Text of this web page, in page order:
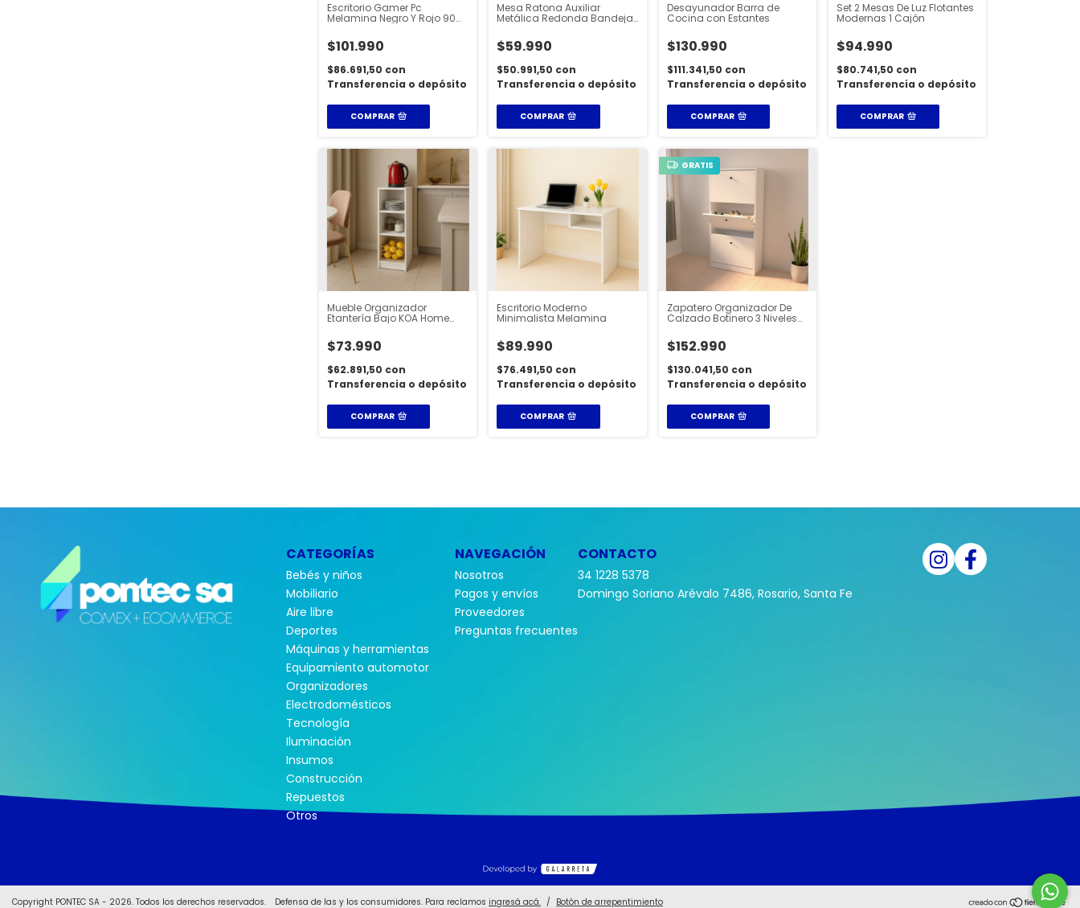
Escritorio Gamer Pc
Melamina Negro Y Rojo 90
$101.990
$86.691,50 con
Transferencia o depósito
COMPRAR
Mesa Ratona Auxiliar
Metálica Redonda Bandeja
$59.990
$50.991,50 con
Transferencia o depósito
COMPRAR
Desayunador Barra de
Cocina con Estantes
$130.990
$111.341,50 con
Transferencia o depósito
COMPRAR
Set 2 Mesas De Luz Flotantes
Modernas 1 Cajón
$94.990
$80.741,50 con
Transferencia o depósito
COMPRAR
Mueble Organizador
Etantería Bajo KOA Home
$73.990
$62.891,50 con
Transferencia o depósito
COMPRAR
Escritorio Moderno
Minimalista Melamina
$89.990
$76.491,50 con
Transferencia o depósito
COMPRAR
GRATIS
Zapatero Organizador De
Calzado Botinero 3 Niveles
$152.990
$130.041,50 con
Transferencia o depósito
COMPRAR
CATEGORÍAS
Bebés y niños
Mobiliario
Aire libre
Deportes
Máquinas y herramientas
Equipamiento automotor
Organizadores
Electrodomésticos
Tecnología
Iluminación
Insumos
Construcción
Repuestos
Otros
NAVEGACIÓN
Nosotros
Pagos y envíos
Proveedores
Preguntas frecuentes
CONTACTO
34 1228 5378
Domingo Soriano Arévalo 7486, Rosario, Santa Fe
Copyright PONTEC SA - 2026. Todos los derechos reservados. Defensa de las y los consumidores. Para reclamos ingresá acá. / Botón de arrepentimiento